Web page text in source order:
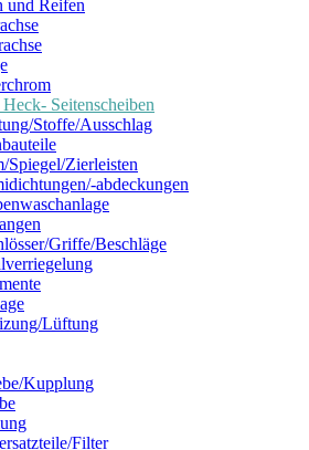
und Reifen
Seitenscheiben
Stoffe/Ausschlag
Spiegel/Zierleisten
abdeckungen
Griffe/Beschläge
Lüftung
Kupplung
Filter